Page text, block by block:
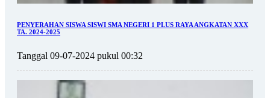
PENYERAHAN SISWA SISWI SMA NEGERI 1 PLUS RAYA ANGKATAN XXX
TA. 2024-2025
Tanggal 09-07-2024 pukul 00:32